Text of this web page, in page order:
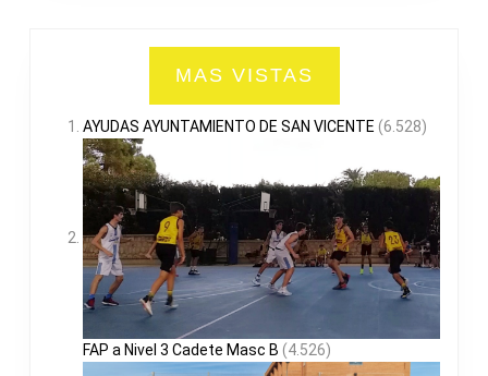
MAS VISTAS
AYUDAS AYUNTAMIENTO DE SAN VICENTE (6.528)
FAP a Nivel 3 Cadete Masc B (4.526)